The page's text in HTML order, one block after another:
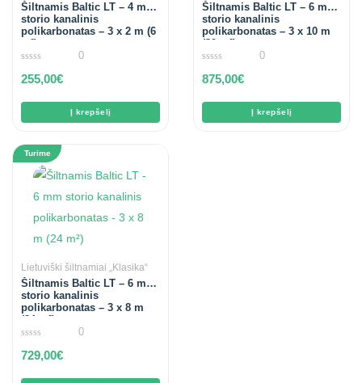
Šiltnamis Baltic LT – 4 mm
storio kanalinis
polikarbonatas – 3 x 2 m (6
m²)
out
5
0
255,00€
Į krepšelį
Šiltnamis Baltic LT – 6 mm
storio kanalinis
polikarbonatas – 3 x 10 m
(30 m²)
out
5
0
875,00€
Į krepšelį
Turime
Lietuviški šiltnamiai „Klasika“
Šiltnamis Baltic LT – 6 mm
storio kanalinis
polikarbonatas – 3 x 8 m
(24 m²)
out
5
0
729,00€